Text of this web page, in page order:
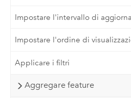
Impostare l'intervallo di
Impostare l'ordine di
Applicare i filtri
Aggregare feature